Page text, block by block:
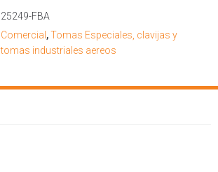
25249-FBA
Comercial ,Tomas Especiales, clavijas y
tomas industriales aereos